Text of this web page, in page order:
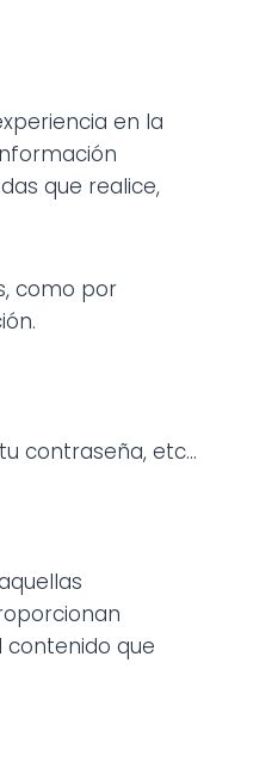
en la
que realice,
como por
contraseña, etc...
contenido que